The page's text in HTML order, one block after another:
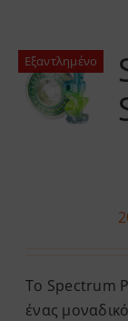
Εξαντλημένο
Το Spectrum
ένας